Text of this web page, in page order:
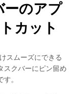
のアプ
カット
スムーズにできる
スクバーにピン留め
。